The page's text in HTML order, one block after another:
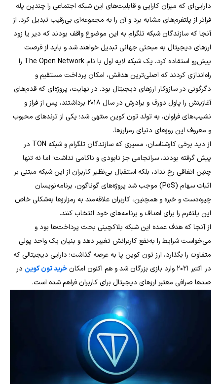
دارایی‌ای که میزان کارایی و قابلیت‌های این شبکه اجتماعی را چندین پله
فراتر از پلتفرم‌های مشابه برد و آن را به مجموعه‌ای بی‌رقیب تبدیل کرد. از
آنجا که سازندگان شبکه تلگرام به این موضوع واقف بودند که دیر یا زود
ارزهای دیجیتال به مبحثی جهانی تبدیل خواهند شد و باید از فرصت
پیش‌رو استفاده کرد، یک شبکه لایه اول با نام The Open Network را
راه‌اندازی کردند که اصلی‌ترین هدفش، امکان پرداخت مستقیم و
دگرگونی در سازوکار ارزهای دیجیتال بود. در نهایت، پروژه‌ای که قدم‌های
آغازینش را پاول دورف و برادرش در سال ۲۰۱۸ برداشتند، پس از فراز و
نشیب‌های فراوان، به تولد تون کوین منتهی شد؛ یکی از ترندهای محبوب
و معروف این روزهای دنیای رمزارزها.
از دید برخی کارشناسان، مسیری که سازندگان تلگرام و شبکه TON در
پیش گرفته‌ بودند، سرانجامی جز نابودی و ناکامی نداشت؛ اما نه تنها
چنین اتفاقی رخ نداد، بلکه استقبال بی‌نظیر کاربران از این شبکه مبتنی بر
اثبات سهام (PoS) موجب شد پروژه‌های گوناگون، برنامه‌نویسان
چیره‌دست و خبره و همچنین، کاربران علاقه‌مند به رمزارزها به‌شکلی خاص
این پلتفرم را برای اهداف و برنامه‌های خود انتخاب کنند.
از آنجا که هدف عمده این شبکه بلاکچینی بحث پرداخت‌ها بود و
می‌خواست شرایط را به‌نفع کاربرانش تغییر دهد و بنیان یک واحد پولی
متفاوت را بگذارد، ارز تون کوین پا به عرصه گذاشت؛ دارایی دیجیتالی که
در اکتبر ۲۰۲۱ وارد بازی بزرگان شد و هم اکنون امکان
خرید تون کوین در
صدها صرافی معتبر ارزهای دیجیتال برای کاربران فراهم شده است.